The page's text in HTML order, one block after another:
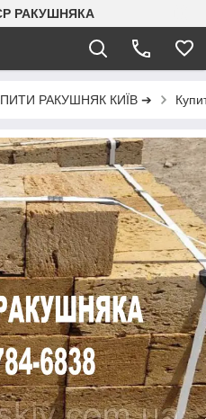
РАКУШНЯКА
РАКУШНЯК КИЇВ ➔